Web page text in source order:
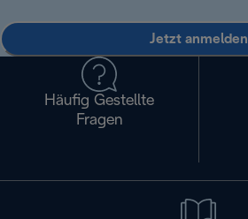
Jetzt anmelden
Häufig Gestellte
Fragen